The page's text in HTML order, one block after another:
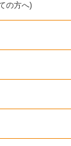
の方へ)